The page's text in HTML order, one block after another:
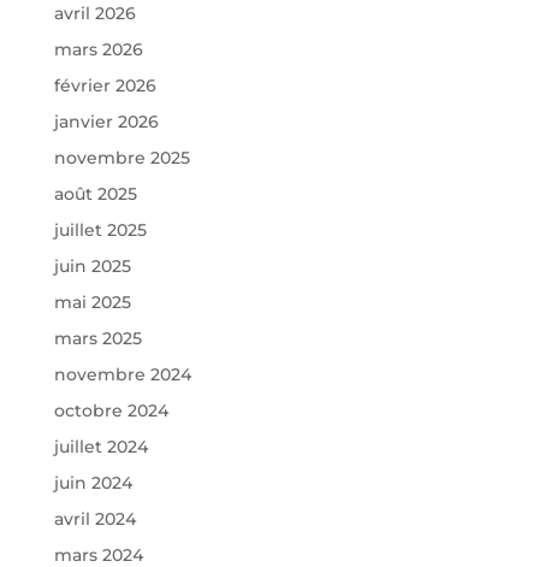
avril 2026
mars 2026
février 2026
janvier 2026
novembre 2025
août 2025
juillet 2025
juin 2025
mai 2025
mars 2025
novembre 2024
octobre 2024
juillet 2024
juin 2024
avril 2024
mars 2024